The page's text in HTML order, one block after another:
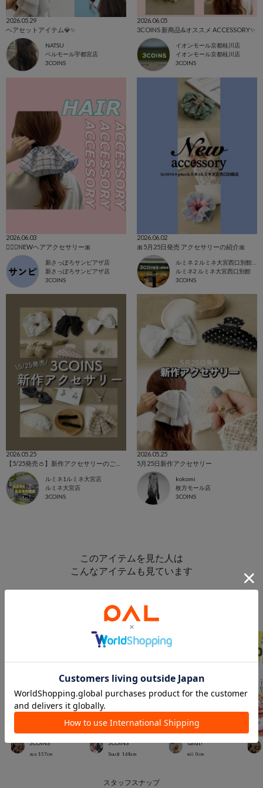
2026.05.29
ヘアセットアイテム💎✨️
NATSU
ベルモール宇都宮店
3COINS
2026.06.05
3COINS 新商品&オススメ ACCESSORY✨
イオンモール京都桂川店
イオンモール京都桂川店
3COINS
2026.06.03
👱🏻‍♀️NEWヘアアクセサリー🎀
新さっぽろサンピアザ店
新さっぽろサンピアザ店
3COINS
2026.06.02
🎀5月25日発売 アクセサリーの紹介🎀
ルミネ2 ルミネ大宮西口別館
3COINS
2026.05.25
ルミネ1ルミネ大宮店
ルミネ大宮店
3COINS
2026.05.25
5月25日新作アクセサリー
kokomi
枚方モール店
3COINS
このアイテムを見た人は
こんなアイテムも見ています
スタッフスナップ
＃キッズアイテム
3COINS
aya 157cm
3COINS
Suu☺︎ 168cm
salut!
mii 0cm
スタッフスナップ